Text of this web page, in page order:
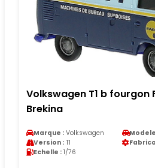
Volkswagen T1 b fourgon
Brekina
Marque : Volkswagen
Version : T1
Echelle : 1/76